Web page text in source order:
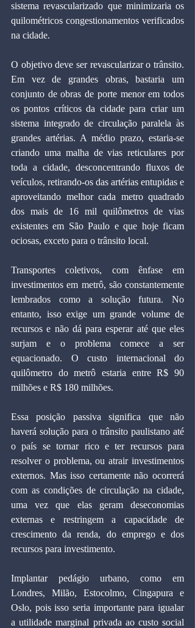
sistema revascularizado que minimizaria os
quilométricos congestionamentos verificados
na cidade.
O objetivo deve ser revascularizar o trânsito.
Em vez de grandes obras, bastaria um
conjunto de obras de porte menor em todos
os pontos críticos da cidade para criar um
sistema integrado de circulação paralela às
grandes artérias. A médio prazo, estaria-se
criando uma malha de vias reticulares por
toda a cidade, desconcentrando fluxos de
veículos, retirando-os das artérias entupidas e
aproveitando melhor cada metro quadrado
dos mais de 16 mil quilômetros de vias
existentes em São Paulo e que hoje ficam
ociosas, exceto para o trânsito local.
Transportes coletivos, com ênfase em
investimentos em metrô, são constantemente
lembrados como a solução futura. No
entanto, isso exige um grande volume de
recursos e não dá para esperar até que eles
surjam e o problema comece a ser
equacionado. O custo internacional do
quilômetro do metrô estaria entre R$ 90
milhões e R$ 180 milhões.
Essa posição passiva significa que não
haverá solução para o trânsito paulistano até
o país se tornar rico e ter recursos para
resolver o problema, ou atrair investimentos
externos. Mas isso certamente não ocorrerá
com as condições de circulação na cidade,
uma vez que elas geram deseconomias
externas e restringem a capacidade de
crescimento da renda, do emprego e dos
recursos para investimento.
Implantar pedágio urbano, como em
Londres, Milão, Estocolmo, Cingapura e
Oslo, pois isso seria importante para igualar
a utilidade marginal privada ao custo social